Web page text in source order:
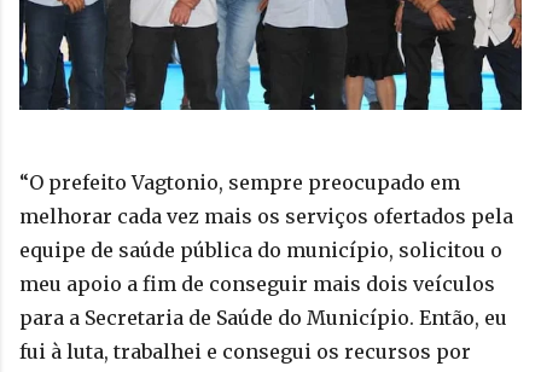
“O prefeito Vagtonio, sempre preocupado em
melhorar cada vez mais os serviços ofertados pela
equipe de saúde pública do município, solicitou o
meu apoio a fim de conseguir mais dois veículos
para a Secretaria de Saúde do Município. Então, eu
fui à luta, trabalhei e consegui os recursos por